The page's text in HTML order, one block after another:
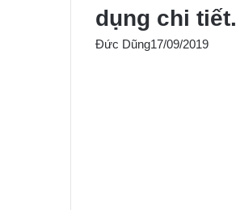
dụng chi tiết.
Đức Dũng17/09/2019